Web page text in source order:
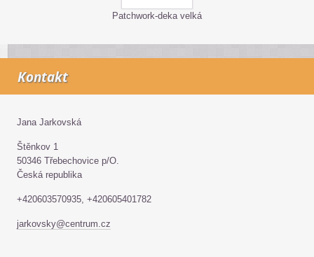
Patchwork-deka velká
Kontakt
Jana Jarkovská
Štěnkov 1
50346 Třebechovice p/O.
Česká republika
+420603570935, +420605401782
jarkovsky@centrum.cz